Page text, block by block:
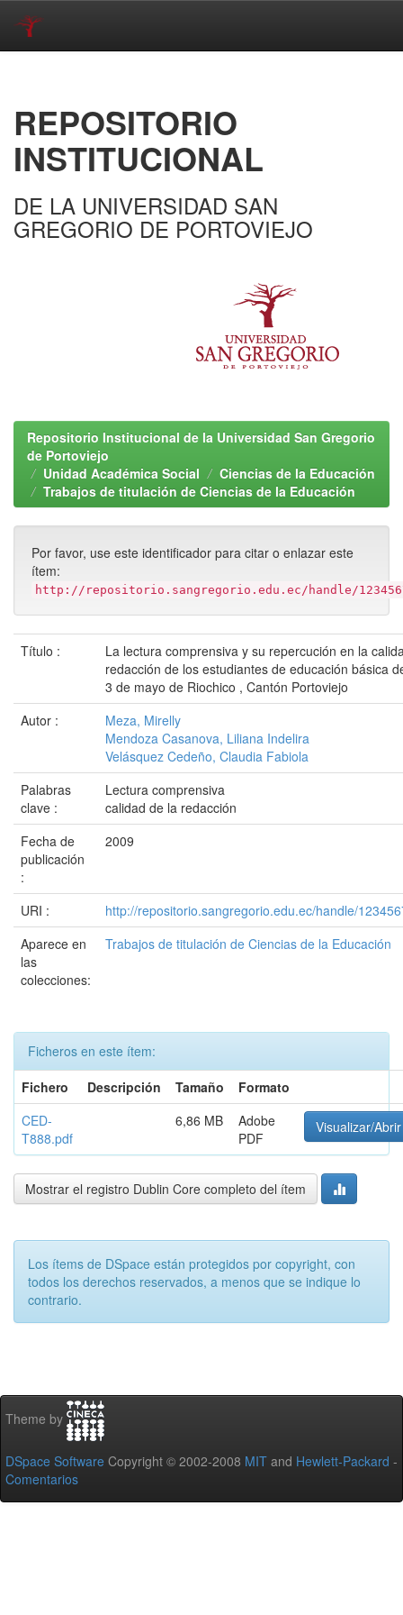
REPOSITORIO
INSTITUCIONAL
DE LA UNIVERSIDAD SAN
GREGORIO DE PORTOVIEJO
Repositorio Institucional de la Universidad San Gregorio
de Portoviejo
Unidad Académica Social
Ciencias de la Educación
Trabajos de titulación de Ciencias de la Educación
Por favor, use este identificador para citar o enlazar este
ítem:
http://repositorio.sangregorio.edu.ec/handle/
Título :
La lectura comprensiva y su repercución en la
redacción de los estudiantes de educación básica
3 de mayo de Riochico , Cantón Portoviejo
Autor :
Meza, Mirelly
Mendoza Casanova, Liliana Indelira
Velásquez Cedeño, Claudia Fabiola
Palabras
clave :
Lectura comprensiva
calidad de la redacción
Fecha de
publicación
:
2009
URI :
http://repositorio.sangregorio.edu.ec/handle/
Aparece en
las
colecciones:
Trabajos de titulación de Ciencias de la Educación
Ficheros en este ítem:
Fichero
Descripción Tamaño
Formato
CED-
T888.pdf
6,86 MB
Adobe
PDF
Visualizar/Abrir
Mostrar el registro Dublin Core completo del ítem
Los ítems de DSpace están protegidos por copyright, con
todos los derechos reservados, a menos que se indique lo
contrario.
Theme by
DSpace Software Copyright © 2002-2008 MIT and Hewlett-Packard -
Comentarios